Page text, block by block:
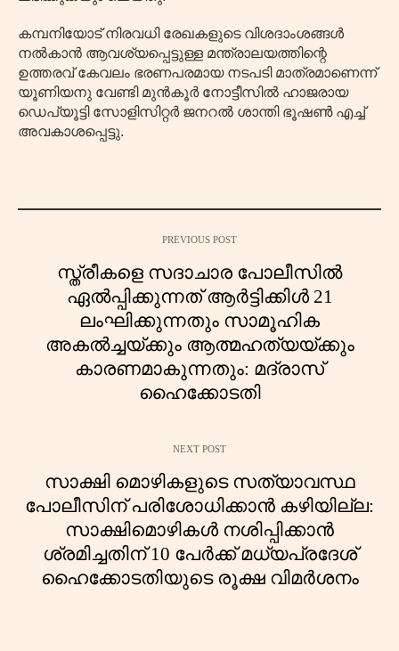
കമ്പനിയോട് നിരവധി രേഖകളുടെ വിശദാംശങ്ങൾ
നൽകാൻ ആവശ്യപ്പെട്ടുള്ള മന്ത്രാലയത്തിന്റെ
ഉത്തരവ് കേവലം ഭരണപരമായ നടപടി മാത്രമാണെന്ന്
യൂണിയനു വേണ്ടി മുൻകൂർ നോട്ടീസിൽ ഹാജരായ
ഡെപ്യൂട്ടി സോളിസിറ്റർ ജനറൽ ശാന്തി ഭൂഷൺ എച്ച്
അവകാശപ്പെട്ടു.
PREVIOUS POST
സ്ത്രീകളെ സദാചാര പോലീസിൽ
ഏൽപ്പിക്കുന്നത് ആർട്ടിക്കിൾ 21
ലംഘിക്കുന്നതും സാമൂഹിക
അകൽച്ചയ്ക്കും ആത്മഹത്യയ്ക്കും
കാരണമാകുന്നതും: മദ്രാസ്
ഹൈക്കോടതി
NEXT POST
സാക്ഷി മൊഴികളുടെ സത്യാവസ്ഥ
പോലീസിന് പരിശോധിക്കാൻ കഴിയില്ല:
സാക്ഷിമൊഴികൾ നശിപ്പിക്കാൻ
ശ്രമിച്ചതിന് 10 പേർക്ക് മധ്യപ്രദേശ്
ഹൈക്കോടതിയുടെ രൂക്ഷ വിമർശനം